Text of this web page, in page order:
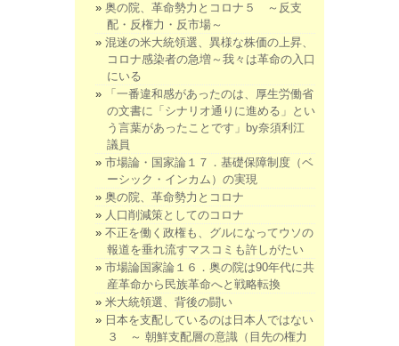
奥の院、革命勢力とコロナ５ ～反支
配・反権力・反市場～
混迷の米大統領選、異様な株価の上昇、
コロナ感染者の急増～我々は革命の入口
にいる
「一番違和感があったのは、厚生労働省
の文書に「シナリオ通りに進める」とい
う言葉があったことです」by奈須利江
議員
市場論・国家論１７．基礎保障制度（ベ
ーシック・インカム）の実現
奥の院、革命勢力とコロナ
人口削減策としてのコロナ
不正を働く政権も、グルになってウソの
報道を垂れ流すマスコミも許しがたい
市場論国家論１６．奥の院は90年代に共
産革命から民族革命へと戦略転換
米大統領選、背後の闘い
日本を支配しているのは日本人ではない
３ ～ 朝鮮支配層の意識（目先の権力